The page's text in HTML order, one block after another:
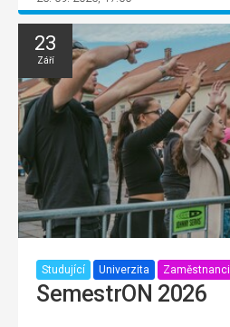
23
Září
Studující Univerzita Zaměstnanci
SemestrON 2026